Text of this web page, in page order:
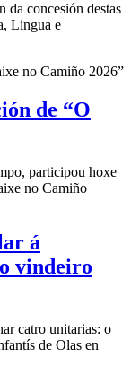
concesión destas
Lingua e
de “O
participou hoxe
no Camiño
á
vindeiro
catro unitarias: o
de Olas en